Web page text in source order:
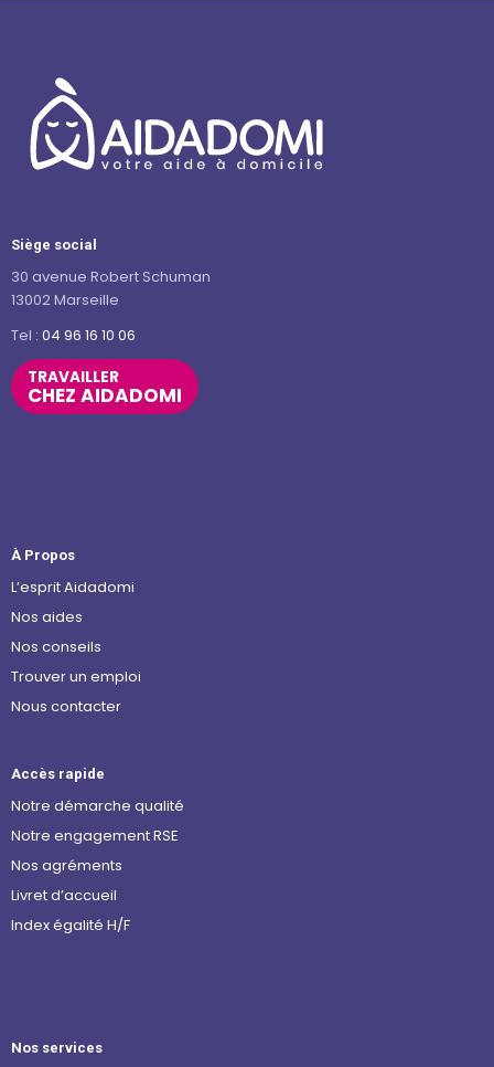
Siège social
30 avenue Robert Schuman
13002 Marseille
Tel : 04 96 16 10 06
TRAVAILLER
CHEZ AIDADOMI
À Propos
L’esprit Aidadomi
Nos aides
Nos conseils
Trouver un emploi
Nous contacter
Accès rapide
Notre démarche qualité
Notre engagement RSE
Nos agréments
Livret d’accueil
Index égalité H/F
Nos services